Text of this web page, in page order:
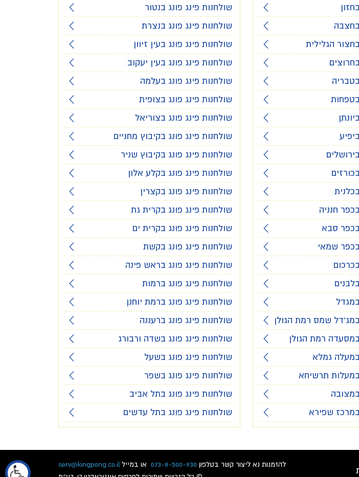
בחצבה
הגלילית
בטפחות
חנניה
בכפר סבא
בכפר שמאי
במג'דל שמס רמת הגולן
במסעדה רמת הגולן
במעלה גמלא
במעלות תרשיחא
במצובה
במרכז שפירא
שולחנות פינג פונג בנטור
שולחנות פינג פונג בנצרת
שולחנות פינג פונג בעין זיוון
שולחנות פינג פונג בעין יעקוב
שולחנות פינג פונג בעלמה
שולחנות פינג פונג בצופית
שולחנות פינג פונג בצוריאל
שולחנות פינג פונג בקיבוץ מחניים
שולחנות פינג פונג בקיבוץ שניר
שולחנות פינג פונג בקלע אלון
שולחנות פינג פונג בקצרין
שולחנות פינג פונג בקרית גת
שולחנות פינג פונג בקרית ים
שולחנות פינג פונג בקשת
שולחנות פינג פונג בראש פינה
שולחנות פינג פונג ברמות
שולחנות פינג פונג ברמת יוחנן
שולחנות פינג פונג ברעננה
שולחנות פינג פונג בשדה ורבורג
שולחנות פינג פונג בשעל
שולחנות פינג פונג בשפר
שולחנות פינג פונג בתל אביב
שולחנות פינג פונג בתל עדשים
להזמנות נא ליצור קשר בטלפון 073-8-500-930 או במייל serv@kingpong.co.il